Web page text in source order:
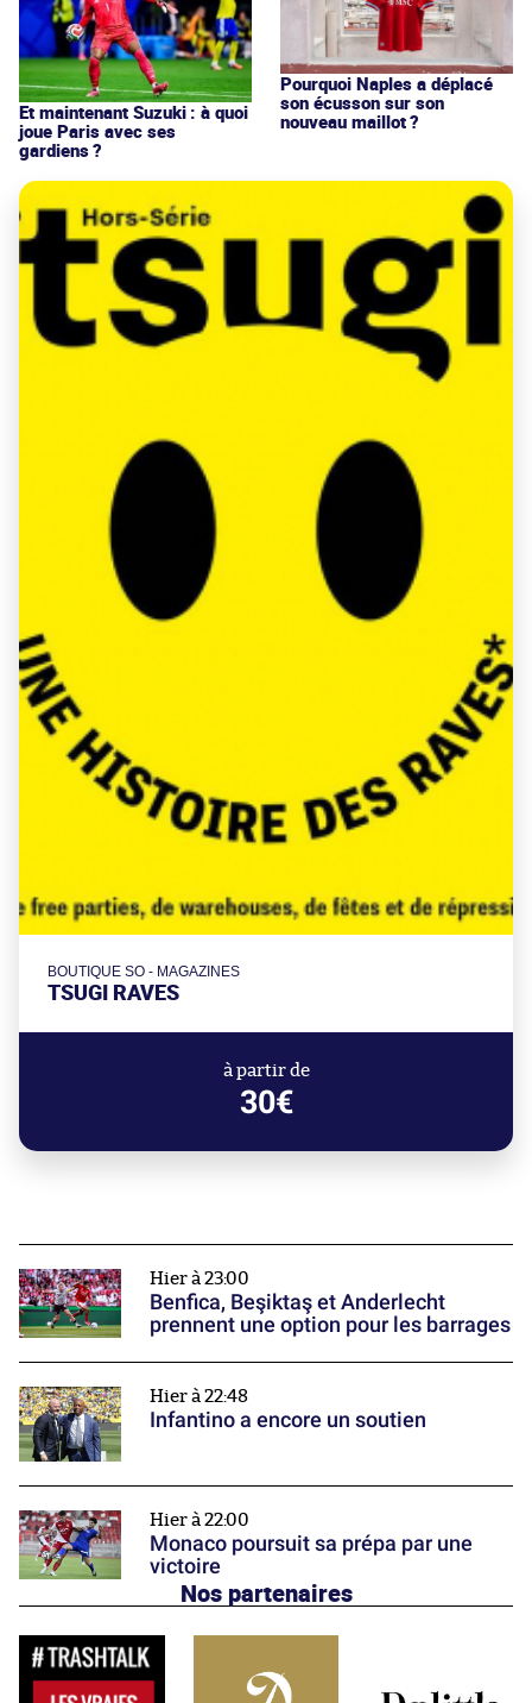
Et maintenant Suzuki : à quoi
joue Paris avec ses
gardiens ?
Pourquoi Naples a déplacé
son écusson sur son
nouveau maillot ?
BOUTIQUE SO - MAGAZINES
TSUGI RAVES
à partir de
30€
Hier à 23:00
Benfica, Beşiktaş et Anderlecht
prennent une option pour les barrages
Hier à 22:48
Infantino a encore un soutien
Hier à 22:00
Monaco poursuit sa prépa par une
victoire
Nos partenaires